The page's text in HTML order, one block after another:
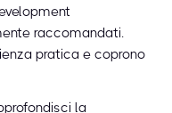
raccomandati.
pratica e coprono
la